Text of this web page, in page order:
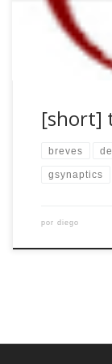
[short]
breves
gsynaptics
por diego